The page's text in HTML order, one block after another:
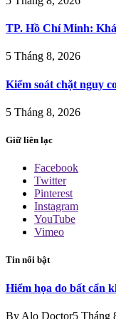
TP. Hồ Chí Minh:
5 Tháng 8, 2026
Kiểm soát chặt nguy
5 Tháng 8, 2026
Giữ liên lạc
Facebook
Twitter
Pinterest
Instagram
YouTube
Vimeo
Tin nổi bật
Hiểm họa do bất cẩn
By Alo Doctor5 Tháng